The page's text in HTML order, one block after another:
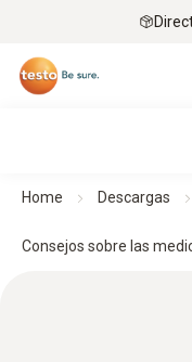
Home Descargas
Consejos sobre las